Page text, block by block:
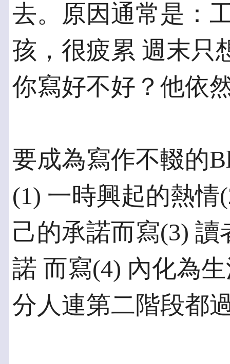
去。原因通常是：
孩，很疲累 週末只
你寫好不好？他依
要成為寫作不輟的
(1) 一時興起的熱
己的承諾而寫(3)
諾 而寫(4) 內化為
分人連第二階段都